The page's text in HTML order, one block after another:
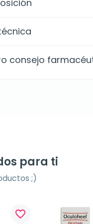
consejo
para ti
;)
favorite_border